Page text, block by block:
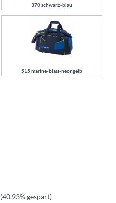
370 schwarz-blau
515 marine-blau-neongelb
(40,93% gespart)